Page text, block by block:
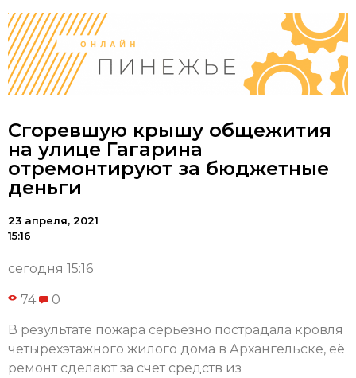
Сгоревшую крышу общежития
на улице Гагарина
отремонтируют за бюджетные
деньги
23 апреля, 2021
15:16
сегодня 15:16
74 0
В результате пожара серьезно пострадала кровля
четырехэтажного жилого дома в Архангельске, её
ремонт сделают за счет средств из